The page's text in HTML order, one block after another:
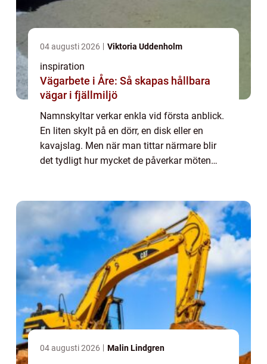
04 augusti 2026 Viktoria Uddenholm
inspiration
Vägarbete i Åre: Så skapas hållbara
vägar i fjällmiljö
Namnskyltar verkar enkla vid första anblick.
En liten skylt på en dörr, en disk eller en
kavajslag. Men när man tittar närmare blir
det tydligt hur mycket de påverkar möten
04 augusti 2026 Malin Lindgren